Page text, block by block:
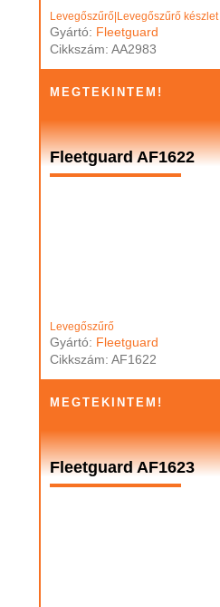
Levegőszűrő|Levegőszűrő készlet
Gyártó: Fleetguard
Cikkszám: AA2983
MEGTEKINTEM!
Fleetguard AF1622
Levegőszűrő
Gyártó: Fleetguard
Cikkszám: AF1622
MEGTEKINTEM!
Fleetguard AF1623